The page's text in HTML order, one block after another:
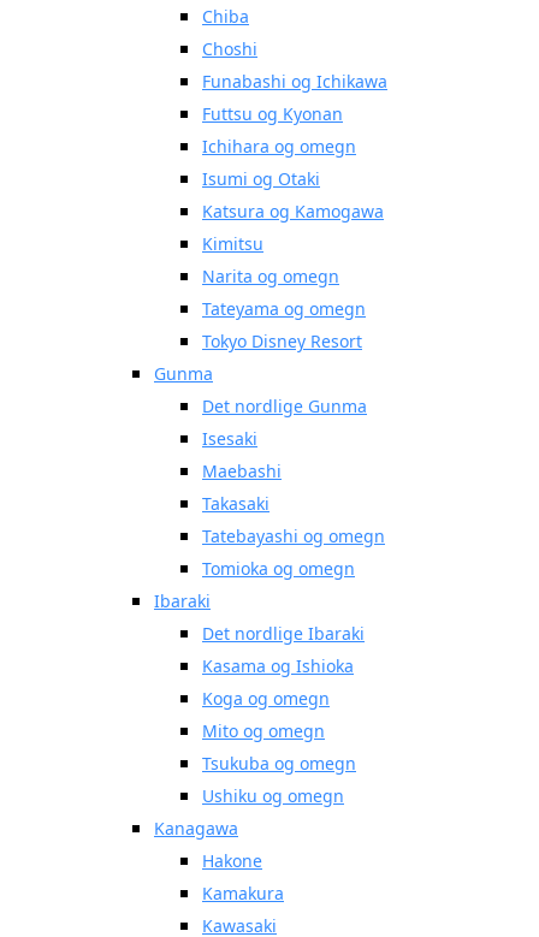
Chiba
Choshi
Funabashi og Ichikawa
Futtsu og Kyonan
Ichihara og omegn
Isumi og Otaki
Katsura og Kamogawa
Kimitsu
Narita og omegn
Tateyama og omegn
Tokyo Disney Resort
Gunma
Det nordlige Gunma
Isesaki
Maebashi
Takasaki
Tatebayashi og omegn
Tomioka og omegn
Ibaraki
Det nordlige Ibaraki
Kasama og Ishioka
Koga og omegn
Mito og omegn
Tsukuba og omegn
Ushiku og omegn
Kanagawa
Hakone
Kamakura
Kawasaki